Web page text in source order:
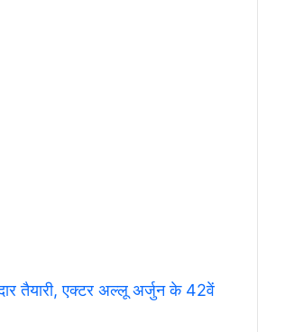
तैयारी, एक्टर अल्लू अर्जुन के 42वें